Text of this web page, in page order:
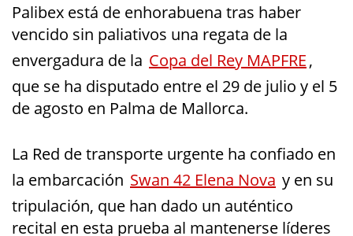
Palibex está de enhorabuena tras haber
vencido sin paliativos una regata de la
envergadura de la Copa del Rey MAPFRE,
que se ha disputado entre el 29 de julio y el 5
de agosto en Palma de Mallorca.
La Red de transporte urgente ha confiado en
la embarcación Swan 42 Elena Nova y en su
tripulación, que han dado un auténtico
recital en esta prueba al mantenerse líderes